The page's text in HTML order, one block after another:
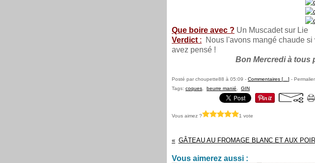
Que boire avec ? Un Muscadet sur Lie
Verdict : Nous l'avons mangé chaude
avez pensé !
Bon Mercredi à tous
Posté par choupette88 à 05:09 - Commentaires [ ] -
Tags: coques beurre manié GIN
Vous aimez ? 1 vote
GÂTEAU AU FROMAGE BLANC ET AUX
Vous aimerez aussi :